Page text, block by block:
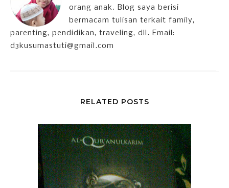
orang anak. Blog saya berisi
bermacam tulisan terkait family,
parenting, pendidikan, traveling, dll. Email:
d3kusumastuti@gmail.com
RELATED POSTS